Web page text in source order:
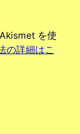
を使
の詳細はこ